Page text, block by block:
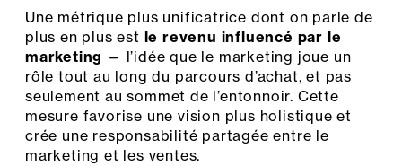
Une métrique plus unificatrice dont on parle de
plus en plus est le revenu influencé par le
marketing — l’idée que le marketing joue un
rôle tout au long du parcours d’achat, et pas
seulement au sommet de l’entonnoir. Cette
mesure favorise une vision plus holistique et
crée une responsabilité partagée entre le
marketing et les ventes.